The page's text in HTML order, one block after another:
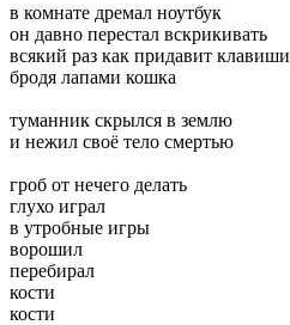
в комнате дремал ноутбук
он давно перестал вскрикивать
всякий раз как придавит клавиши
бродя лапами кошка
туманник скрылся в землю
и нежил своё тело смертью
гроб от нечего делать
глухо играл
в утробные игры
ворошил
перебирал
кости
кости